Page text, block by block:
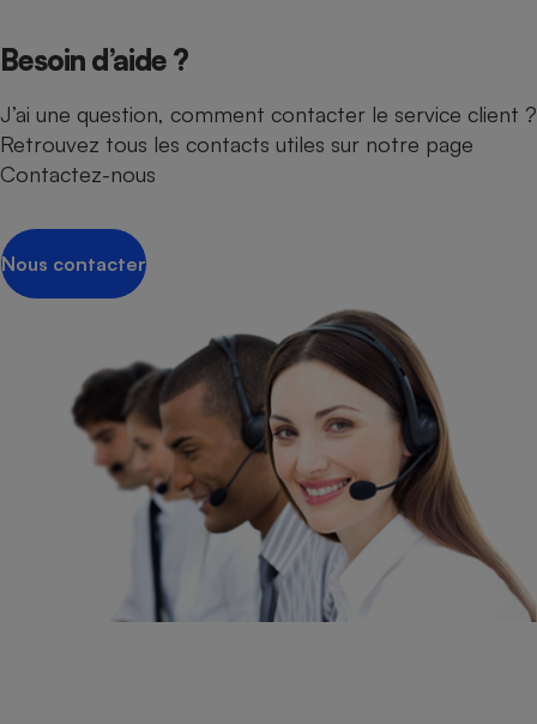
Besoin d’aide ?
J’ai une question, comment contacter le service client ?
Retrouvez tous les contacts utiles sur notre page
Contactez-nous
Nous contacter